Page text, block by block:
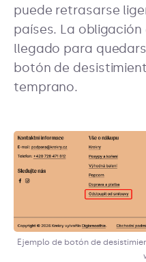
puede retrasarse
países. La
llegado para
botón de
temprano.
Ejemplo de botón de